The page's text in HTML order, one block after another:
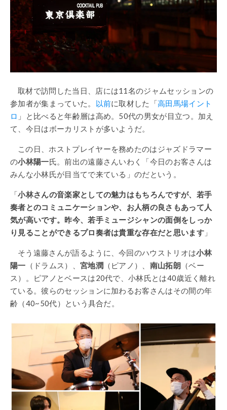
取材で訪問した当日、店には11名のジャムセッションの
参加者が集まっていた。 以前に取材した「高田馬場イント
ロ 」と比べると年齢層は高め。50代の男女が目立つ。加え
て、今日はボーカリストが多いようだ。
この日、ホストプレイヤーを務めたのはジャズドラマー
の小林陽一氏。前出の遠藤さんいわく「今日のお客さんは
みんな小林氏が目当てで来ている」のだという。
「小林さんの音楽家としての魅力はもちろんですが、若手
奏者とのコミュニケーションや、お人柄の良さもあって人
気が高いです。昨今、若手ミュージシャンの面倒をしっか
り見ることができるプロ奏者は貴重な存在だと思います 」
そう遠藤さんが語るように、今回のハウストリオは小林
陽一 （ドラムス）、 宮地潤（ピアノ）、 南山拓朗 （ベー
ス）。ピアノとベースは20代で、小林氏とは40歳近く離れ
ている。彼らのセッションに加わるお客さんはその間の年
齢（40~50代）という具合だ。